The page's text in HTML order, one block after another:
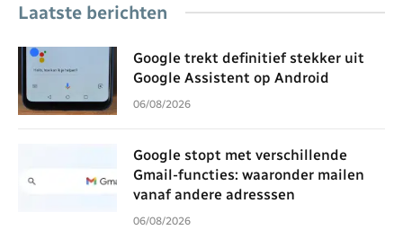
Laatste berichten
Google trekt definitief stekker uit
Google Assistent op Android
06/08/2026
Google stopt met verschillende
Gmail-functies: waaronder mailen
vanaf andere adresssen
06/08/2026